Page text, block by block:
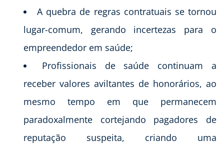
A quebra de regras contratuais se tornou
lugar-comum, gerando incertezas para o
empreendedor em saúde;
Profissionais de saúde continuam a
receber valores aviltantes de honorários, ao
mesmo tempo em que permanecem
paradoxalmente cortejando pagadores de
reputação suspeita, criando uma